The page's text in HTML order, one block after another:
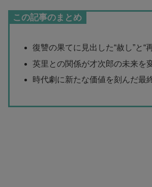
この記事のまとめ
復讐の果てに見出した“赦し”と“
英里との関係が才次郎の未来を
時代劇に新たな価値を刻んだ最